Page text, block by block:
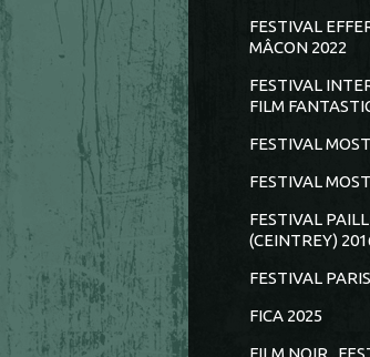
FESTIVAL
MÂCON 2022
FESTIVAL
FILM
FESTIVAL
FESTIVAL
FESTIVAL
(CEINTREY)
FESTIVAL
FICA 2025